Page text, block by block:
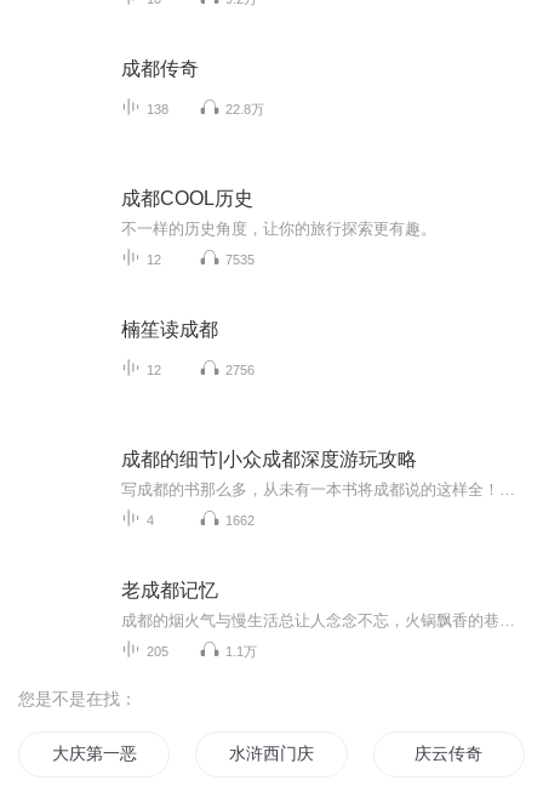
成都传奇
138 22.8万
成都COOL历史
不一样的历史角度，让你的旅行探索更有趣。
12 7535
楠笙读成都
12 2756
成都的细节|小众成都深度游玩攻略
4 1662
老成都记忆
205 1.1万
您是不是在找：
大庆第一恶 水浒西门庆 庆云传奇